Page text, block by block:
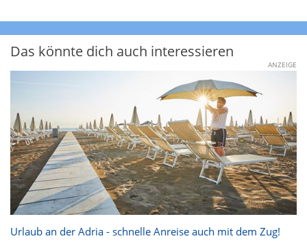
Das könnte dich auch interessieren
ANZEIGE
Urlaub an der Adria - schnelle Anreise auch mit dem Zug!